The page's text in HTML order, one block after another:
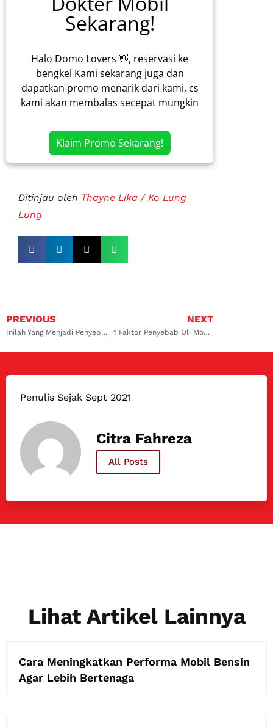
Sekarang!
Halo Domo Lovers 👋, reservasi ke
bengkel Kami sekarang juga dan
dapatkan promo menarik dari kami, cs
kami akan membalas secepat mungkin
Klaim Promo Sekarang!
Ditinjau oleh Thayne Lika / Ko Lung
Lung
PREVIOUS
Inilah Yang Menjadi Penyebab Mobil Avanza Overheat
NEXT
4 Faktor Penyebab Oli Mobil Avanza Berkurang
Penulis Sejak Sept 2021
Citra Fahreza
All Posts
Lihat Artikel Lainnya
Cara Meningkatkan Performa Mobil Bensin
Agar Lebih Bertenaga